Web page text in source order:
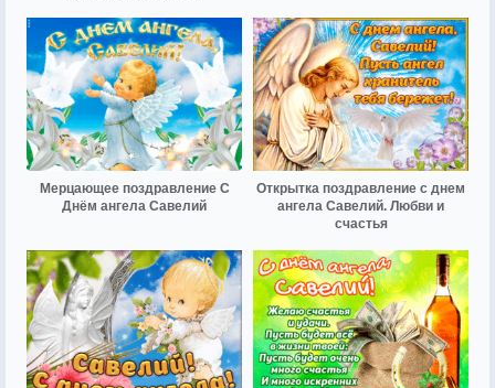
Мерцающее поздравление С
Днём ангела Савелий
Открытка поздравление с днем
ангела Савелий. Любви и
счастья